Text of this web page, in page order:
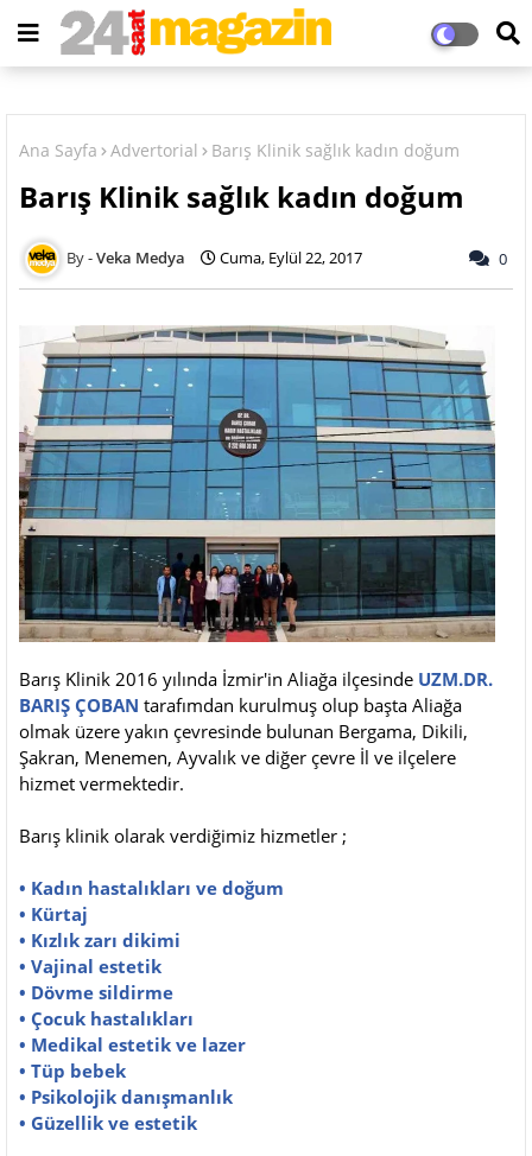
Ana Sayfa Advertorial Barış Klinik sağlık kadın doğum
Barış Klinik sağlık kadın doğum
Veka Medya Cuma, Eylül 22, 2017 0
Barış Klinik 2016 yılında İzmir'in Aliağa ilçesinde UZM.DR.
BARIŞ ÇOBAN tarafımdan kurulmuş olup başta Aliağa
olmak üzere yakın çevresinde bulunan Bergama, Dikili,
Şakran, Menemen, Ayvalık ve diğer çevre İl ve ilçelere
hizmet vermektedir.
Barış klinik olarak verdiğimiz hizmetler ;
• Kadın hastalıkları ve doğum
• Kürtaj
• Kızlık zarı dikimi
• Vajinal estetik
• Dövme sildirme
• Çocuk hastalıkları
• Medikal estetik ve lazer
• Tüp bebek
• Psikolojik danışmanlık
• Güzellik ve estetik